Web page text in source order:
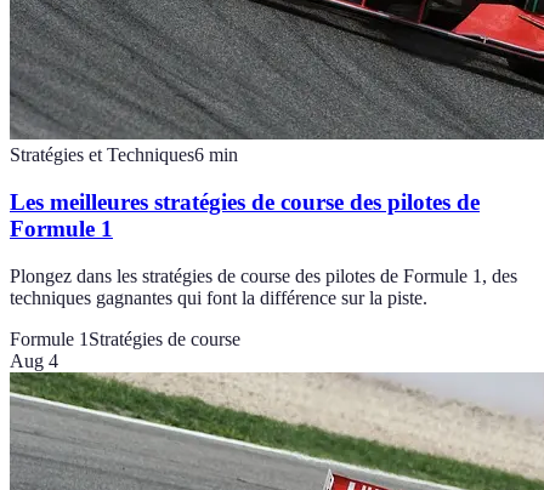
Stratégies et Techniques6 min
Les meilleures stratégies de course des pilotes de
Formule 1
Plongez dans les stratégies de course des pilotes de Formule 1, des
techniques gagnantes qui font la différence sur la piste.
Formule 1 Stratégies de course
Aug 4